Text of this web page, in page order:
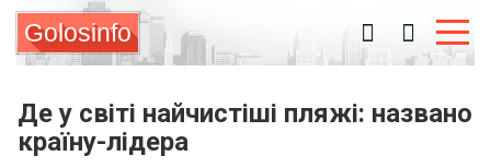
Golosinfo
Де у світі найчистіші пляжі: названо
країну-лідера